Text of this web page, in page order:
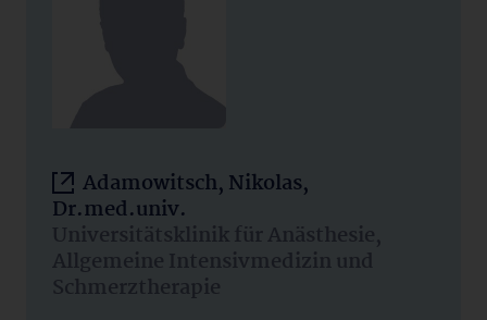
Adamowitsch, Nikolas,
Dr.med.univ.
Universitätsklinik für Anästhesie,
Allgemeine Intensivmedizin und
Schmerztherapie